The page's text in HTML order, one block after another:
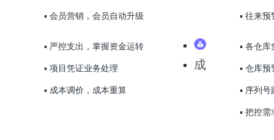
▪ 会员营销，会员自动升级
▪ 往来预
▪ 严控支出，掌握资金运转
▪ 项目凭证业务处理
▪ 成本调价，成本重算
成
▪ 各仓
▪ 仓库
▪ 序列号
▪ 把控